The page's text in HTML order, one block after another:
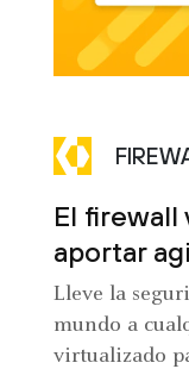
El firewall
aportar
Lleve la
mundo a
virtualizado